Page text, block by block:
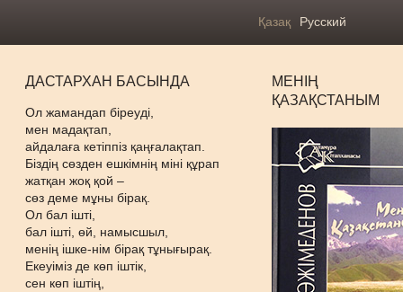
Қазақ Русский
ДАСТАРХАН БАСЫНДА
Ол жамандап біреуді,
мен мадақтап,
айдалаға кетіппіз қаңғалақтап.
Біздің сөзден ешкімнің міні құрап
жатқан жоқ қой –
сөз деме мұны бірақ.
Ол бал ішті,
бал ішті, өй, намысшыл,
менің ішке-нім бірақ тұнығырақ.
Екеуіміз де көп іштік,
сен көп іштің,
МЕНІҢ
ҚАЗАҚСТАНЫМ